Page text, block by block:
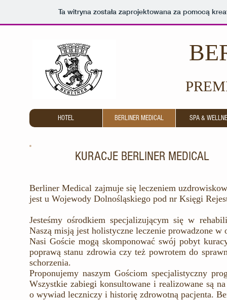
Ta witryna została zaprojektowana za pomocą
HOTEL BERLINER MEDICAL SPA &
KURACJE BERLINER MEDICAL
Berliner Medical zajmuje się leczeniem
jest u Wojewody Dolnośląskiego pod nr Księgi
Jesteśmy ośrodkiem specjalizującym się w
Naszą misją jest holistyczne leczenie prowadzone
Nasi Goście mogą skomponować swój pobyt
poprawą stanu zdrowia czy też powrotem do
schorzenia.
Proponujemy naszym Gościom specjalistyczny
Wszystkie zabiegi konsultowane i realizowane są
o wywiad leczniczy i historię zdrowotną pacjenta.